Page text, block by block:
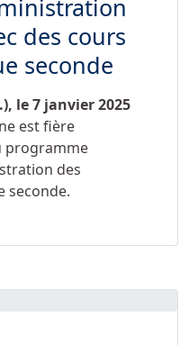
des cours
seconde
le7 janvier 2025
est fière
programme
des
seconde.